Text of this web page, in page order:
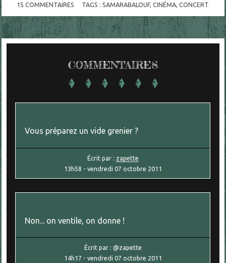
15 COMMENTAIRES TAGS :SAMARABALOUF,CINÉMA ,CONCERT
COMMENTAIRES
Vous préparez un vide grenier ?
Écrit par : zapette
13h58 - vendredi 07 octobre 2011
Non... on ventile, on donne !
Écrit par : @zapette
14h17 - vendredi 07 octobre 2011